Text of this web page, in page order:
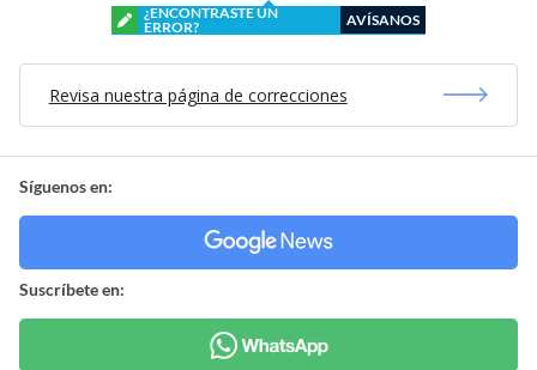
¿ENCONTRASTE UN
ERROR?
AVÍSANOS
Revisa nuestra página de correcciones
Síguenos en:
Suscríbete en: